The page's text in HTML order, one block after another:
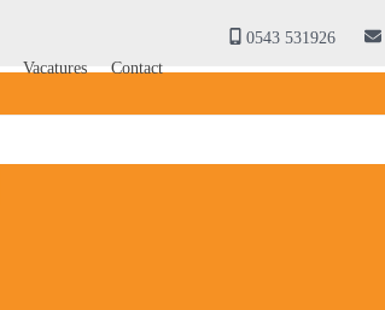
0543 531926
Vacatures Contact